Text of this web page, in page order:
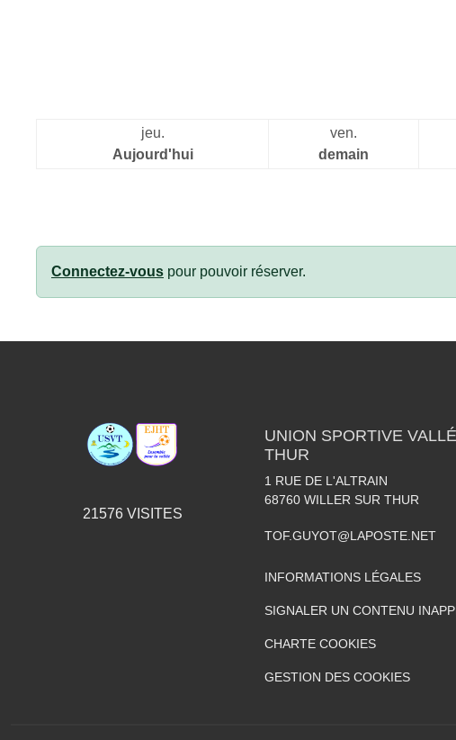
jeu.
Aujourd'hui
ven.
demain
Connectez-vous pour pouvoir réserver.
21576VISITES
UNION SPORTIVE
THUR
1 RUE DE L'ALTRAIN
68760 WILLER SUR THUR
TOF.GUYOT@LAPOSTE.NET
INFORMATIONS LÉGALES
SIGNALER UN CONTENU
CHARTE COOKIES
GESTION DES COOKIES